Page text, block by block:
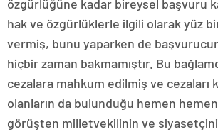
özgürlüğüne kadar bireysel başvuru
hak ve özgürlüklerle ilgili olarak yüz
vermiş, bunu yaparken de
hiçbir zaman bakmamıştır. Bu
cezalara mahkum edilmiş ve cezaları
olanların da bulunduğu hemen
görüşten milletvekilinin ve